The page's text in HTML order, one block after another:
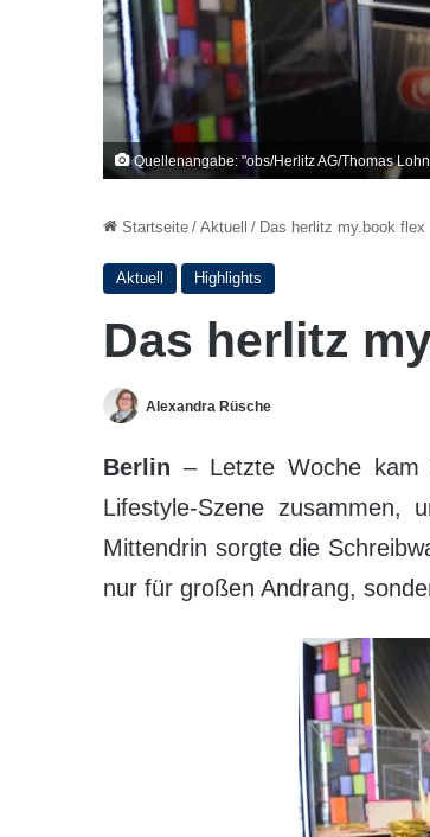
Quellenangabe: "obs/Herlitz AG/Thomas
Startseite / Aktuell / Das herlitz my.book flex
Aktuell Highlights
Das herlitz
Alexandra Rüsche
Berlin – Letzte Woche kam
Lifestyle-Szene zusammen,
Mittendrin sorgte die
nur für großen Andrang,